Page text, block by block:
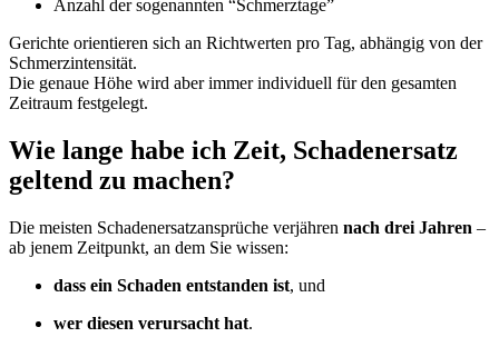
Anzahl der sogenannten “Schmerztage”
Gerichte orientieren sich an Richtwerten pro Tag, abhängig von der
Schmerzintensität.
Die genaue Höhe wird aber immer individuell für den gesamten
Zeitraum festgelegt.
Wie lange habe ich Zeit, Schadenersatz
geltend zu machen?
Die meisten Schadenersatzansprüche verjähren nach drei Jahren –
ab jenem Zeitpunkt, an dem Sie wissen:
dass ein Schaden entstanden ist, und
wer diesen verursacht hat.